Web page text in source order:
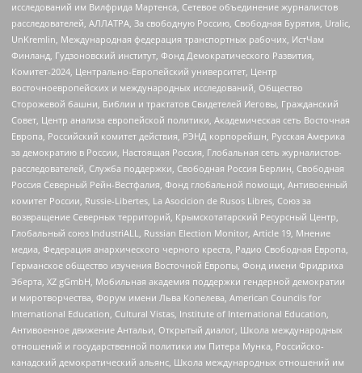
исследований им Вилфрида Мартенса, Сетевое объединение журналистов
расследователей, АЛЛАТРА, За свободную Россию, Свободная Бурятия, Uralic,
UnKremlin, Международная федерация транспортных рабочих, ИстЧам
Финланд, Гудзоновский институт, Фонд Демократического Развития,
Комитет-2024, Центрально-Европейский университет, Центр
восточноевропейских и международных исследований, Общество
Сторожевой башни, Библии и трактатов Свидетелей Иеговы, Гражданский
Совет, Центр анализа европейской политики, Академическая сеть Восточная
Европа, Российский комитет действия, РЭНД корпорейшн, Русская Америка
за демократию в России, Настоящая Россия, Глобальная сеть журналистов-
расследователей, Служба поддержки, Свободная Россия Берлин, Свободная
Россия Северный Рейн-Вестфалия, Фонд глобальной помощи, Антивоенный
комитет России, Russie-Libertes, La Asocicion de Rusos Libres, Союз за
возвращение Северных территорий, Крымскотатарский Ресурсный Центр,
Глобальный союз IndustriALL, Russian Election Monitor, Article 19, Мнение
медиа, Федерация анархического черного креста, Радио Свободная Европа,
Германское общество изучения Восточной Европы, Фонд имени Фридриха
Эберта, XZ gGmbH, Мобильная академия поддержки гендерной демократии
и миротворчества, Форум имени Льва Копелева, American Councils for
International Education, Cultural Vistas, Institute of International Education,
Антивоенное движение Антальи, Открытый диалог, Школа международных
отношений и государственной политики им Питера Мунка, Российско-
канадский демократический альянс, Школа международных отношений им